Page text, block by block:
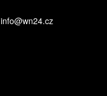
info@wn24.cz